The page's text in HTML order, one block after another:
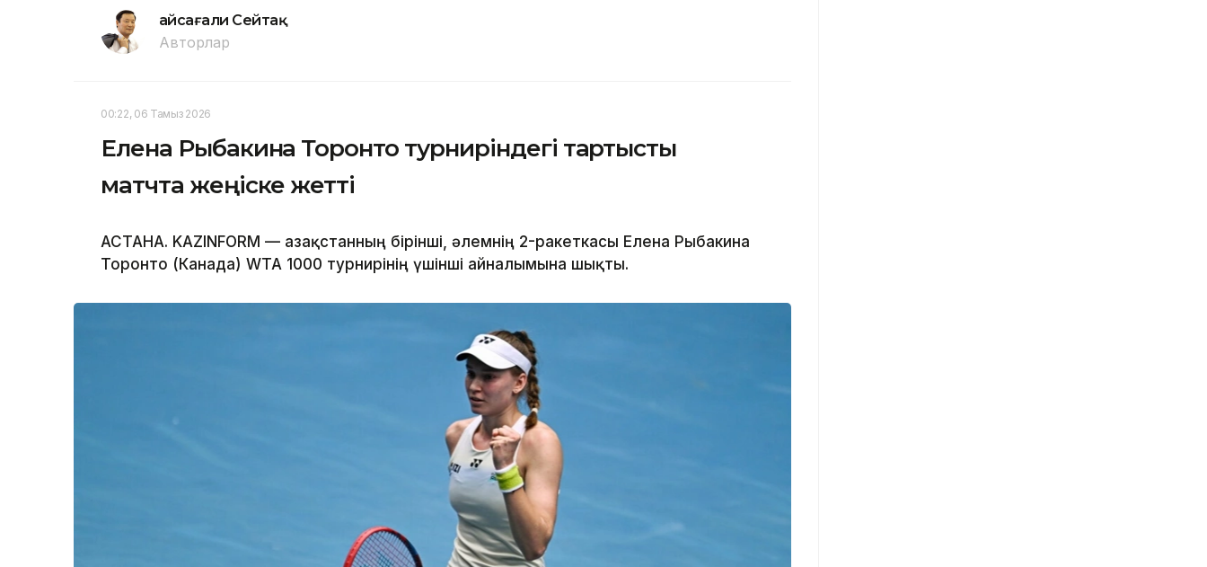
Ғайсағали Сейтақ
Авторлар
00:22, 06 Тамыз 2026
Елена Рыбакина Торонто турниріндегі тартысты
матчта жеңіске жетті
АСТАНА. KAZINFORM — Қазақстанның бірінші, әлемнің 2-ракеткасы Елена Рыбакина
Торонто (Канада) WTA 1000 турнирінің үшінші айналымына шықты.